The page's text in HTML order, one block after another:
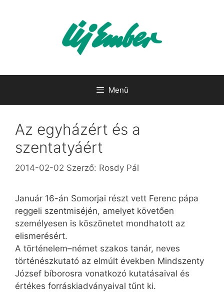
Menü
Az egyházért és a
szentatyáért
2014-02-02 Szerző: Rosdy Pál
Január 16-án Somorjai részt vett Ferenc pápa
reggeli szentmiséjén, amelyet követően
személyesen is köszönetet mondhatott az
elismerésért.
A történelem–német szakos tanár, neves
történészkutató az elmúlt években Mindszenty
József bíborosra vonatkozó kutatásaival és
értékes forráskiadványaival tűnt ki.